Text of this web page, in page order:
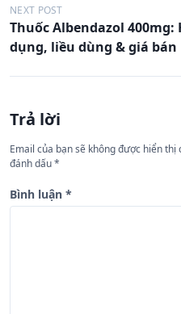
u
h
ư
n
b
à
i
NEXT POST
Thuốc Albendazol
dụng, liều dùng & giá bán
Trả lời
Email của bạn sẽ không được hiển thị
đánh dấu*
Bình luận *